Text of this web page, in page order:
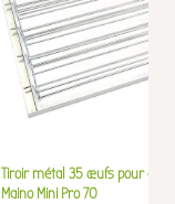
Tiroir métal 35 œufs pour
Maino Mini Pro 70